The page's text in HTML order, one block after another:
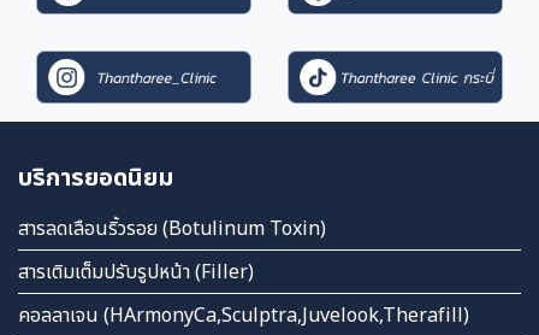
บริการยอดนิยม
สารลดเลือนริ้วรอย (Botulinum Toxin)
สารเติมเต็มปรับรูปหน้า (Filler)
คอลลาเจน (HArmonyCa,Sculptra,Juvelook,Therafill)